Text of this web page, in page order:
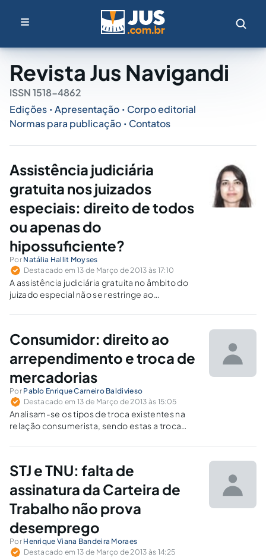
Revista Jus Navigandi
ISSN 1518-4862
Edições • Apresentação • Corpo editorial
Normas para publicação • Contatos
Assistência judiciária
gratuita nos juizados
especiais: direito de todos
ou apenas do
hipossuficiente?
Por Natália Hallit Moyses
Destacado em 13 de Março de 2013 às 17:10
A assistência judiciária gratuita no âmbito do
juizado especial não se restringe ao
estendida a qualquer litigante como forma de
acesso à justiça.
Consumidor: direito ao
arrependimento e troca de
mercadorias
Por Pablo Enrique Carneiro Baldivieso
Destacado em 13 de Março de 2013 às 15:05
Analisam-se os tipos de troca existentes na
relação consumerista, sendo estas a troca
Consumidor, bem como a troca imotivada,
as partes na relação consumerista.
STJ e TNU: falta de
assinatura da Carteira de
Trabalho não prova
desemprego
Por Henrique Viana Bandeira Moraes
Destacado em 13 de Março de 2013 às 14:25